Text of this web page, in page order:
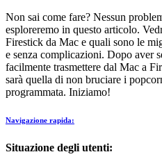
Non sai come fare? Nessun
esploreremo in questo articolo.
Firestick da Mac e quali sono le
e senza complicazioni. Dopo aver
facilmente trasmettere dal Mac a
sarà quella di non bruciare i
programmata. Iniziamo!
Navigazione rapida:
Situazione degli utenti: